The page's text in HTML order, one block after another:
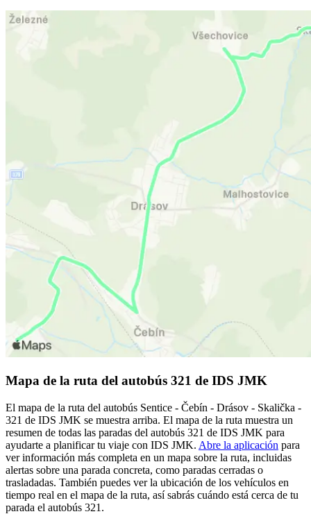
Mapa de la ruta del autobús 321 de IDS JMK
El mapa de la ruta del autobús Sentice - Čebín - Drásov - Skalička -
321 de IDS JMK se muestra arriba. El mapa de la ruta muestra un
resumen de todas las paradas del autobús 321 de IDS JMK para
ayudarte a planificar tu viaje con IDS JMK. Abre la aplicación para
ver información más completa en un mapa sobre la ruta, incluidas
alertas sobre una parada concreta, como paradas cerradas o
trasladadas. También puedes ver la ubicación de los vehículos en
tiempo real en el mapa de la ruta, así sabrás cuándo está cerca de tu
parada el autobús 321.